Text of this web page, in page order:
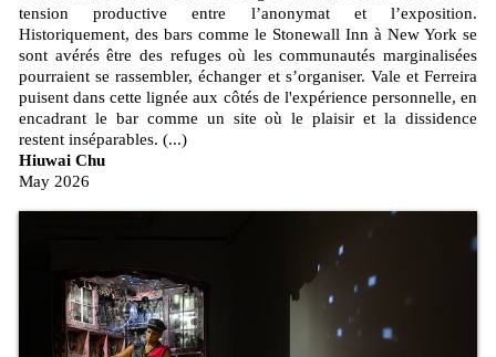
tension productive entre l’anonymat et l’exposition.
Historiquement, des bars comme le Stonewall Inn à New York se
sont avérés être des refuges où les communautés marginalisées
pourraient se rassembler, échanger et s’organiser. Vale et Ferreira
puisent dans cette lignée aux côtés de l'expérience personnelle, en
encadrant le bar comme un site où le plaisir et la dissidence
restent inséparables. (...)
Hiuwai Chu
May 2026